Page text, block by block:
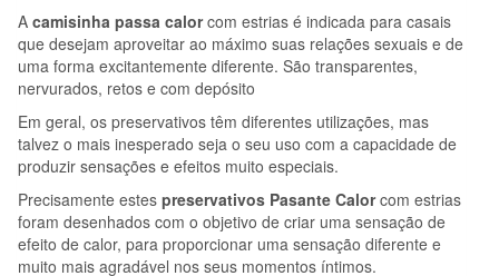
A camisinha passa calorcom estrias é indicada para casais
que desejam aproveitar ao máximo suas relações sexuais e de
uma forma excitantemente diferente. São transparentes,
nervurados, retos e com depósito
Em geral, os preservativos têm diferentes utilizações, mas
talvez o mais inesperado seja o seu uso com a capacidade de
produzir sensações e efeitos muito especiais.
Precisamente estes preservativos Pasante Calorcom estrias
foram desenhados com o objetivo de criar uma sensação de
efeito de calor, para proporcionar uma sensação diferente e
muito mais agradável nos seus momentos íntimos.